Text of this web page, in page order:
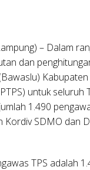
– Dalam
dan
untuk seluruh
1.490
SDMO dan
TPS adalah